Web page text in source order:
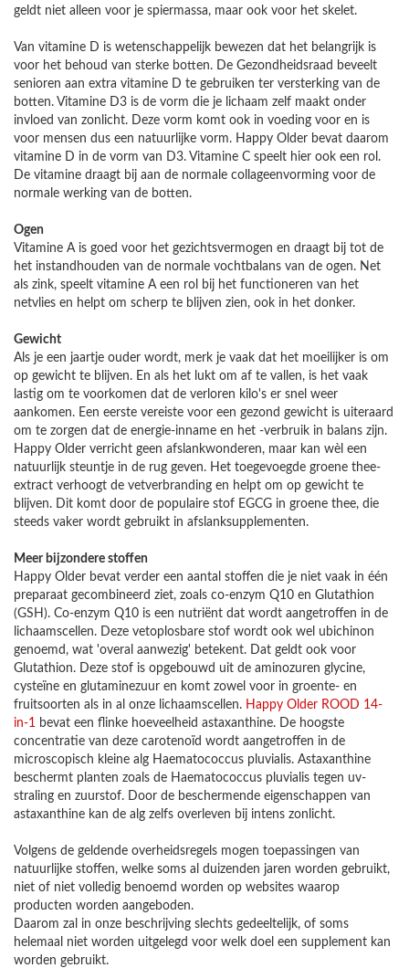
geldt niet alleen voor je spiermassa, maar ook voor het skelet.
Van vitamine D is wetenschappelijk bewezen dat het belangrijk is
voor het behoud van sterke botten. De Gezondheidsraad beveelt
senioren aan extra vitamine D te gebruiken ter versterking van de
botten. Vitamine D3 is de vorm die je lichaam zelf maakt onder
invloed van zonlicht. Deze vorm komt ook in voeding voor en is
voor mensen dus een natuurlijke vorm. Happy Older bevat daarom
vitamine D in de vorm van D3. Vitamine C speelt hier ook een rol.
De vitamine draagt bij aan de normale collageenvorming voor de
normale werking van de botten.
Ogen
Vitamine A is goed voor het gezichtsvermogen en draagt bij tot de
het instandhouden van de normale vochtbalans van de ogen. Net
als zink, speelt vitamine A een rol bij het functioneren van het
netvlies en helpt om scherp te blijven zien, ook in het donker.
Gewicht
Als je een jaartje ouder wordt, merk je vaak dat het moeilijker is om
op gewicht te blijven. En als het lukt om af te vallen, is het vaak
lastig om te voorkomen dat de verloren kilo's er snel weer
aankomen. Een eerste vereiste voor een gezond gewicht is uiteraard
om te zorgen dat de energie-inname en het -verbruik in balans zijn.
Happy Older verricht geen afslankwonderen, maar kan wèl een
natuurlijk steuntje in de rug geven. Het toegevoegde groene thee-
extract verhoogt de vetverbranding en helpt om op gewicht te
blijven. Dit komt door de populaire stof EGCG in groene thee, die
steeds vaker wordt gebruikt in afslanksupplementen.
Meer bijzondere stoffen
Happy Older bevat verder een aantal stoffen die je niet vaak in één
preparaat gecombineerd ziet, zoals co-enzym Q10 en Glutathion
(GSH). Co-enzym Q10 is een nutriënt dat wordt aangetroffen in de
lichaamscellen. Deze vetoplosbare stof wordt ook wel ubichinon
genoemd, wat 'overal aanwezig' betekent. Dat geldt ook voor
Glutathion. Deze stof is opgebouwd uit de aminozuren glycine,
cysteïne en glutaminezuur en komt zowel voor in groente- en
fruitsoorten als in al onze lichaamscellen. Happy Older ROOD 14-
in-1 bevat een flinke hoeveelheid astaxanthine. De hoogste
concentratie van deze carotenoïd wordt aangetroffen in de
microscopisch kleine alg Haematococcus pluvialis. Astaxanthine
beschermt planten zoals de Haematococcus pluvialis tegen uv-
straling en zuurstof. Door de beschermende eigenschappen van
astaxanthine kan de alg zelfs overleven bij intens zonlicht.
Volgens de geldende overheidsregels mogen toepassingen van
natuurlijke stoffen, welke soms al duizenden jaren worden gebruikt,
niet of niet volledig benoemd worden op websites waarop
producten worden aangeboden.
Daarom zal in onze beschrijving slechts gedeeltelijk, of soms
helemaal niet worden uitgelegd voor welk doel een supplement kan
worden gebruikt.